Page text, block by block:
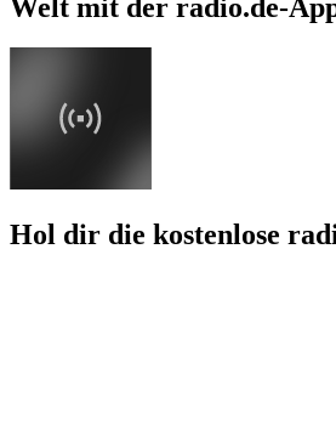
Welt mit der radio.de-
Hol dir die kostenlose